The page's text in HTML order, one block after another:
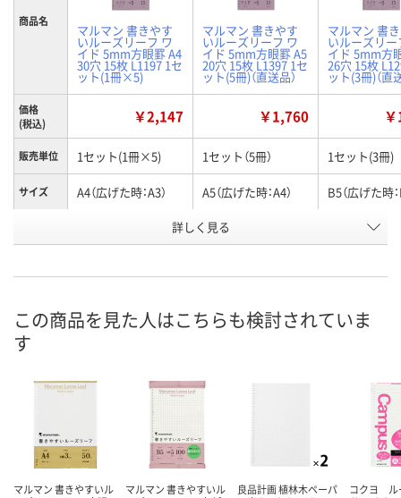
商品名
マルマン 書きやす
いルーズリーフ ワ
イド 5mm方眼罫 A4
30穴 15枚 L1197 1セ
ット(1冊×5)
マルマン 書きやす
いルーズリーフ ワ
イド 5mm方眼罫 A5
20穴 15枚 L1397 1セ
ット(5冊)（直送品）
マルマン 書
いルーズリー
イド 5mm方
26穴 15枚
ット(3冊)（直
価格
(税込)
￥2,147 ￥1,760
販売単位 1セット(1冊×5) 1セット（5冊） 1セット(3冊)
サイズ A4（広げた時：A3） A5（広げた時：A4） B5（広げた時：
XN46645 WKW2507
お届け日
ついてご連絡いたし
8月25日（火）まで 8月27日（木）
数量
カゴへ
数量
カゴへ カ
詳しく見る
この商品を見た人はこちらも検討されていま
す
マルマン 書きやすいル
マルマン 書きやすいル
良品計画 植林木ペーパ
コクヨ ル